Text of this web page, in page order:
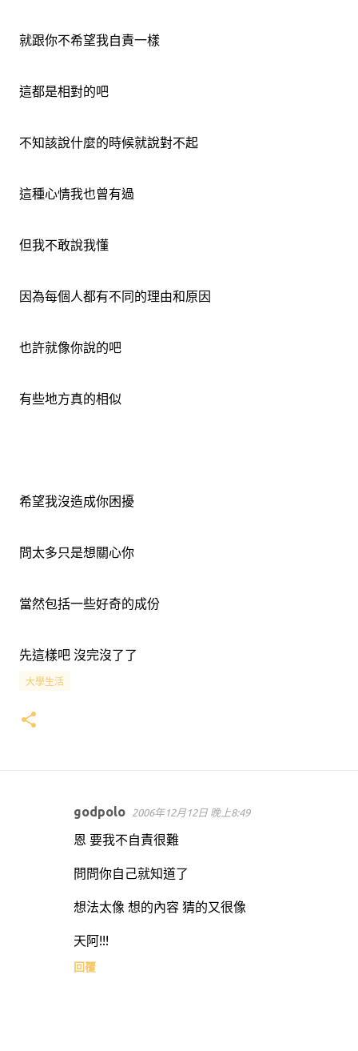
就跟你不希望我自責一樣
這都是相對的吧
不知該說什麼的時候就說對不起
這種心情我也曾有過
但我不敢說我懂
因為每個人都有不同的理由和原因
也許就像你說的吧
有些地方真的相似
希望我沒造成你困擾
問太多只是想關心你
當然包括一些好奇的成份
先這樣吧 沒完沒了了
大學生活
godpolo 2006年12月12日 晚上8:49
恩 要我不自責很難
問問你自己就知道了
想法太像 想的內容 猜的又很像
天阿!!!
回覆